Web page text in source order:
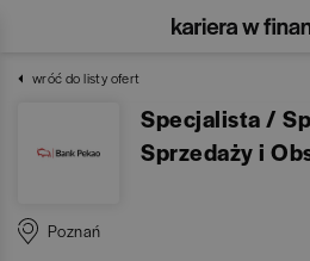
wróć do listy ofert
Specjalista /
Sprzedaży i
Poznań